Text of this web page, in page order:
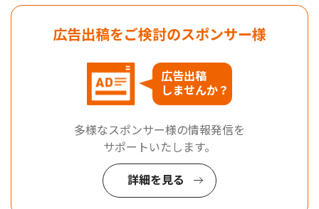
広告出稿をご検討のスポンサー様
広告出稿
しませんか？
多様なスポンサー様の情報発信を
サポートいたします。
詳細を見る